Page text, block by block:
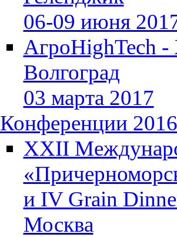
06-09 июня
АгроHighTech
Волгоград
03 марта 2017
Конференции 2016
XXII
и IV Grain
Москва